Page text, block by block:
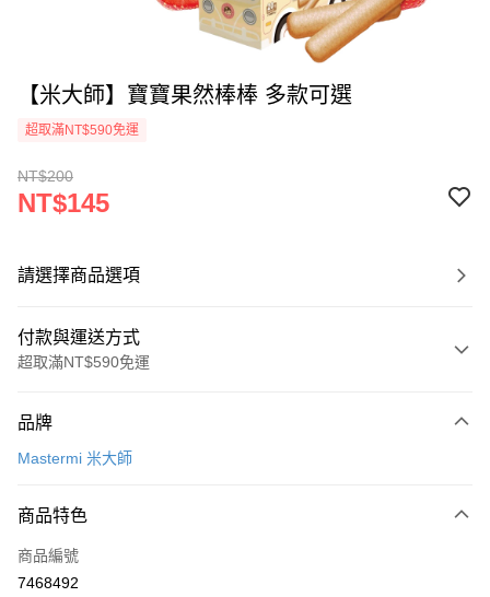
【米大師】寶寶果然棒棒 多款可選
超取滿NT$590免運
NT$200
NT$145
請選擇商品選項
付款與運送方式
超取滿NT$590免運
信用卡一次付款
LINE Pay
Apple Pay
品牌
Mastermi 米大師
商品特色
商品編號
7468492